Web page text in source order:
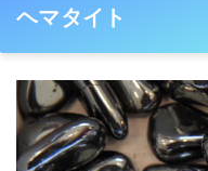
ヘマタイト